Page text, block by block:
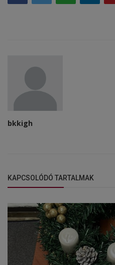
bkkigh
KAPCSOLÓDÓ TARTALMAK